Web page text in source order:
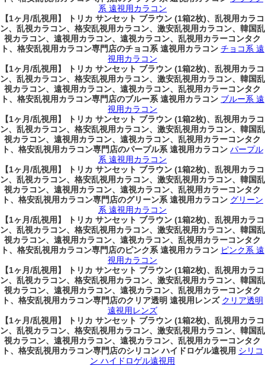
系 遠視用カラコン
【1ヶ月/乱視用】 トリカ サンセット ブラウン (1箱2枚)、乱視用カラコ
ン、乱視カラコン、格安乱視用カラコン、激安乱視用カラコン、韓国乱
視カラコン、遠視用カラコン、遠視カラコン、乱視用カラーコンタク
ト、格安乱視用カラコン専門店のチョコ系 遠視用カラコン チョコ系 遠
視用カラコン
【1ヶ月/乱視用】 トリカ サンセット ブラウン (1箱2枚)、乱視用カラコ
ン、乱視カラコン、格安乱視用カラコン、激安乱視用カラコン、韓国乱
視カラコン、遠視用カラコン、遠視カラコン、乱視用カラーコンタク
ト、格安乱視用カラコン専門店のブルー系 遠視用カラコン ブルー系 遠
視用カラコン
【1ヶ月/乱視用】 トリカ サンセット ブラウン (1箱2枚)、乱視用カラコ
ン、乱視カラコン、格安乱視用カラコン、激安乱視用カラコン、韓国乱
視カラコン、遠視用カラコン、遠視カラコン、乱視用カラーコンタク
ト、格安乱視用カラコン専門店のパープル系 遠視用カラコン パープル
系 遠視用カラコン
【1ヶ月/乱視用】 トリカ サンセット ブラウン (1箱2枚)、乱視用カラコ
ン、乱視カラコン、格安乱視用カラコン、激安乱視用カラコン、韓国乱
視カラコン、遠視用カラコン、遠視カラコン、乱視用カラーコンタク
ト、格安乱視用カラコン専門店のグリーン系 遠視用カラコン グリーン
系 遠視用カラコン
【1ヶ月/乱視用】 トリカ サンセット ブラウン (1箱2枚)、乱視用カラコ
ン、乱視カラコン、格安乱視用カラコン、激安乱視用カラコン、韓国乱
視カラコン、遠視用カラコン、遠視カラコン、乱視用カラーコンタク
ト、格安乱視用カラコン専門店のピンク系 遠視用カラコン ピンク系 遠
視用カラコン
【1ヶ月/乱視用】 トリカ サンセット ブラウン (1箱2枚)、乱視用カラコ
ン、乱視カラコン、格安乱視用カラコン、激安乱視用カラコン、韓国乱
視カラコン、遠視用カラコン、遠視カラコン、乱視用カラーコンタク
ト、格安乱視用カラコン専門店のクリア透明 遠視用レンズ クリア透明
遠視用レンズ
【1ヶ月/乱視用】 トリカ サンセット ブラウン (1箱2枚)、乱視用カラコ
ン、乱視カラコン、格安乱視用カラコン、激安乱視用カラコン、韓国乱
視カラコン、遠視用カラコン、遠視カラコン、乱視用カラーコンタク
ト、格安乱視用カラコン専門店のシリコン ハイドロゲル遠視用 シリコ
ン ハイドロゲル遠視用